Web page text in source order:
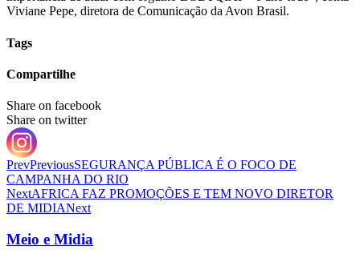
Viviane Pepe, diretora de Comunicação da Avon Brasil.
Tags
Compartilhe
Share on facebook
Share on twitter
PrevPreviousSEGURANÇA PÚBLICA É O FOCO DE
CAMPANHA DO RIO
NextAFRICA FAZ PROMOÇÕES E TEM NOVO DIRETOR
DE MIDIANext
Meio e Midia